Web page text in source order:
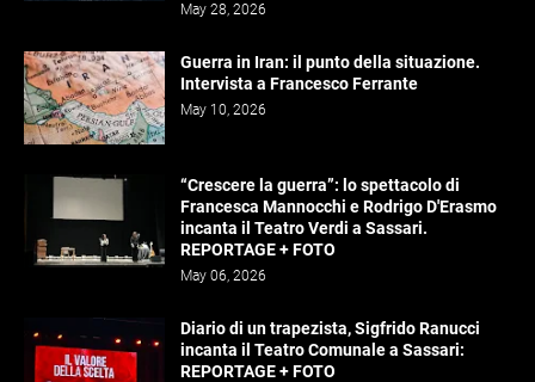
May 28, 2026
Guerra in Iran: il punto della situazione.
Intervista a Francesco Ferrante
May 10, 2026
“Crescere la guerra”: lo spettacolo di
Francesca Mannocchi e Rodrigo D'Erasmo
incanta il Teatro Verdi a Sassari.
REPORTAGE + FOTO
May 06, 2026
Diario di un trapezista, Sigfrido Ranucci
incanta il Teatro Comunale a Sassari:
REPORTAGE + FOTO